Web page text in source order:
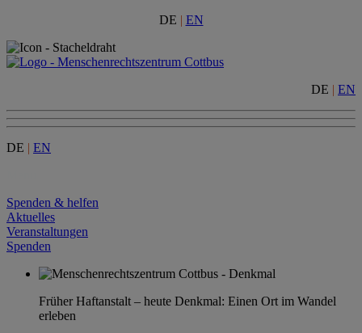
DE | EN
DE | EN
DE | EN
Spenden & helfen
Aktuelles
Veranstaltungen
Spenden
Früher Haftanstalt – heute Denkmal: Einen Ort im Wandel
erleben